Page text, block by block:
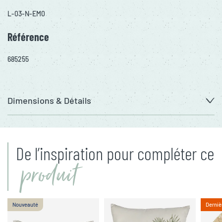
L-03-N-EM0
Référence
685255
Dimensions & Détails
De l’inspiration pour compléter ce
produit
Nouveauté